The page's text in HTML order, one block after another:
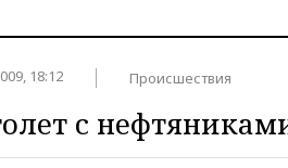
18:12 Происшествия
с